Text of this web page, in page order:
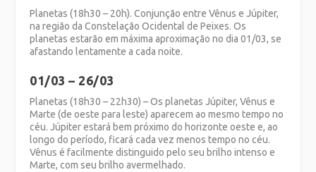
Planetas (18h30 – 20h). Conjunção entre Vênus e Júpiter,
na região da Constelação Ocidental de Peixes. Os
planetas estarão em máxima aproximação no dia 01/03, se
afastando lentamente a cada noite.
01/03 – 26/03
Planetas (18h30 – 22h30) – Os planetas Júpiter, Vênus e
Marte (de oeste para leste) aparecem ao mesmo tempo no
céu. Júpiter estará bem próximo do horizonte oeste e, ao
longo do período, ficará cada vez menos tempo no céu.
Vênus é facilmente distinguido pelo seu brilho intenso e
Marte, com seu brilho avermelhado.